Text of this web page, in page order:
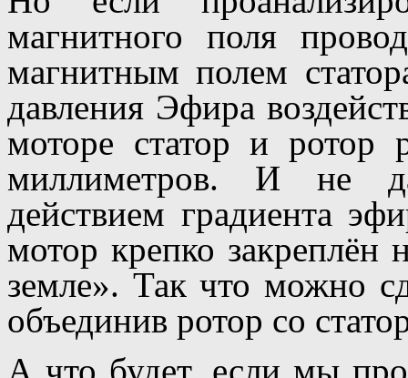
магнитного поля
магнитным полем
давления Эфира
моторе статор и ротор
миллиметров. И не
действием градиента
мотор крепко закреплён
земле». Так что можно
объединив ротор со